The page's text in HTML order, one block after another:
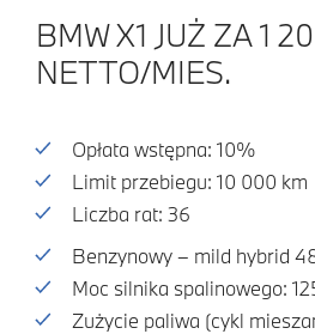
BMW X1 JUŻ ZA 1
NETTO/MIES.
Opłata wstępna: 10%
Limit przebiegu: 10 000 km
Liczba rat: 36
Benzynowy – mild hybrid
Moc silnika spalinowego:
Zużycie paliwa (cykl